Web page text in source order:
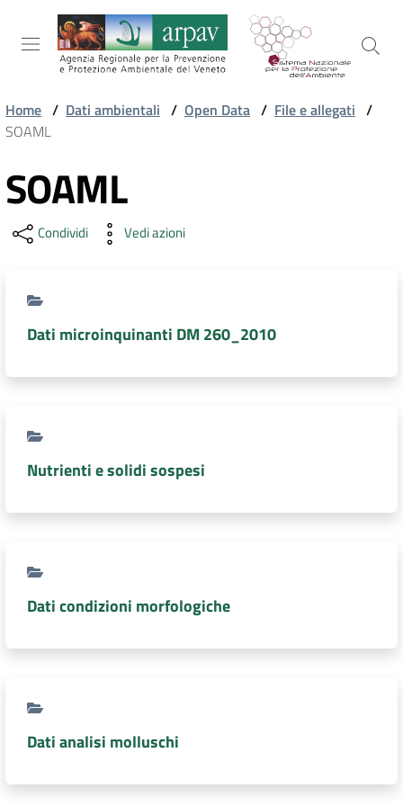
Salta al contenuto
Salta alla navigazione
Salta al footer
AMBIENTALI
TERRITORIO
SERVIZI
DATI
AMBIENTALI
Seguici
su
Home / Dati ambientali / Open Data / File e allegati /
SOAML
SOAML
Condividi Vedi azioni
Dati microinquinanti DM 260_2010
Nutrienti e solidi sospesi
Dati condizioni morfologiche
Dati analisi molluschi